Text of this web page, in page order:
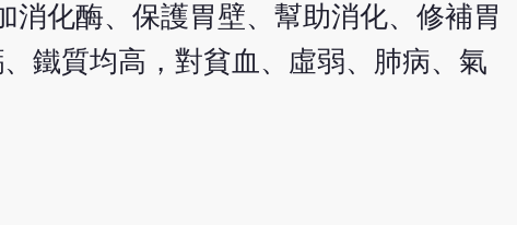
消化酶、保護胃壁、幫助消化、修補胃
鐵質均高，對貧血、虛弱、肺病、氣